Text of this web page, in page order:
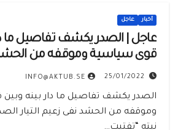
أخبار عاجل
عاجل | ‏‏الصدر يكشف تفاصيل ما
قوى سياسية وموقفه من
25/01/2022
INFO@AKTUB.SE
‏الصدر يكشف تفاصيل ما دار بينه
وموقفه من الحشد نفى زعيم التيار
نيته “تفتيت…